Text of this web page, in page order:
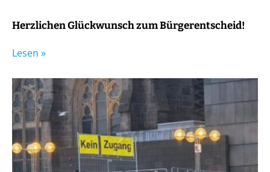
Herzlichen Glückwunsch zum Bürgerentscheid!
Lesen »